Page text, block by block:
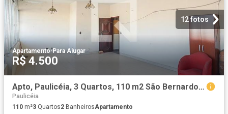
12 fotos
Apartamento·Para Alugar
R$ 4.500
Apto, Paulicéia, 3 Quartos, 110 m2 São Bernardo do Campo
Paulicéia
110 m²3 Quartos2 BanheirosApartamento